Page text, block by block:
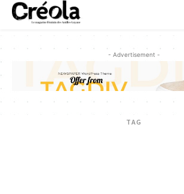
- Advertisement -
TAG